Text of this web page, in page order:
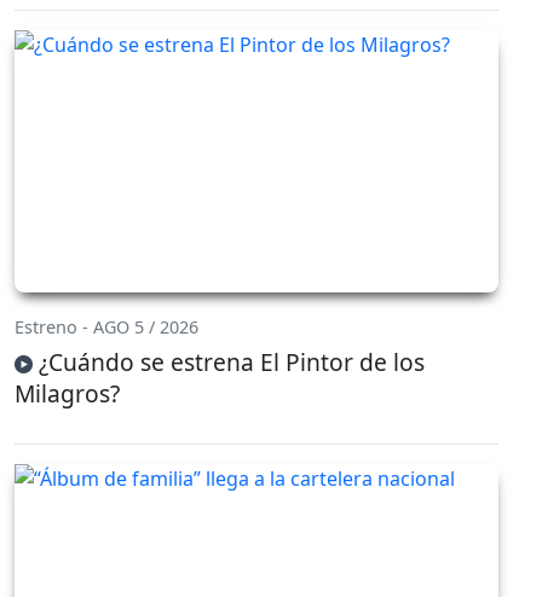
Estreno - AGO 5 / 2026
¿Cuándo se estrena El Pintor de los
Milagros?